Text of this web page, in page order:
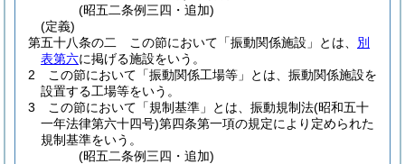
(昭五二条例三四・追加)
(定義)
第五十八条の二
この節において「振動関係施設」とは、 別
表第六に掲げる施設をいう。
2
この節において「振動関係工場等」とは、振動関係施設を
設置する工場等をいう。
3
この節において「規制基準」とは、振動規制法(昭和五十
一年法律第六十四号)第四条第一項の規定により定められた
規制基準をいう。
(昭五二条例三四・追加)